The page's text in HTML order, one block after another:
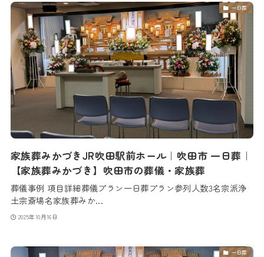
一日葬
家族葬みかづきJR吹田駅前ホール｜吹田市 一日葬｜
【家族葬みかづき】吹田市の葬儀・家族葬
葬儀事例 項目詳細葬儀プラン一日葬プラン参列人数3名宗派浄
土宗斎場名家族葬みか...
2025年10月16日
一日葬